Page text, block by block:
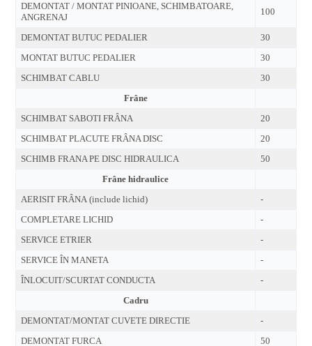
DEMONTAT / MONTAT PINIOANE, SCHIMBATOARE,
ANGRENAJ
100
DEMONTAT BUTUC PEDALIER
30
MONTAT BUTUC PEDALIER
30
SCHIMBAT CABLU
30
Frâne
SCHIMBAT SABOTI FRÂNA
20
SCHIMBAT PLACUTE FRÂNA DISC
20
SCHIMB FRANA PE DISC HIDRAULICA
50
Frâne hidraulice
AERISIT FRÂNA (include lichid)
-
COMPLETARE LICHID
-
SERVICE ETRIER
-
SERVICE ÎN MANETA
-
ÎNLOCUIT/SCURTAT CONDUCTA
-
Cadru
DEMONTAT/MONTAT CUVETE DIRECTIE
-
DEMONTAT FURCA
50